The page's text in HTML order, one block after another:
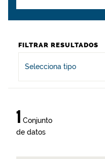
FILTRAR RESULTADOS
Selecciona tipo
1 Conjunto
de datos